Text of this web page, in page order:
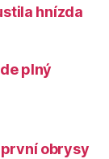
hnízda
plný
obrysy